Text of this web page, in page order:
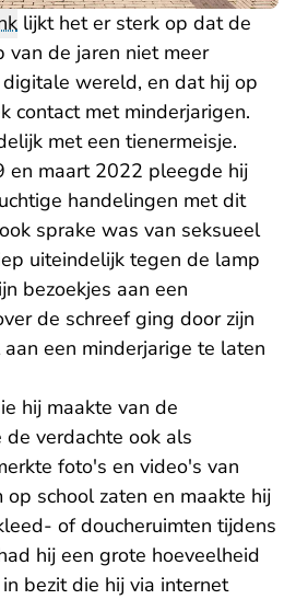
lijkt het er sterk op dat de
van de jaren niet meer
wereld, en dat hij op
contact met minderjarigen.
met een tienermeisje.
en maart 2022 pleegde hij
handelingen met dit
sprake was van seksueel
uiteindelijk tegen de lamp
bezoekjes aan een
de schreef ging door zijn
een minderjarige te laten
hij maakte van de
de verdachte ook als
foto's en video's van
school zaten en maakte hij
of doucheruimten tijdens
hij een grote hoeveelheid
bezit die hij via internet